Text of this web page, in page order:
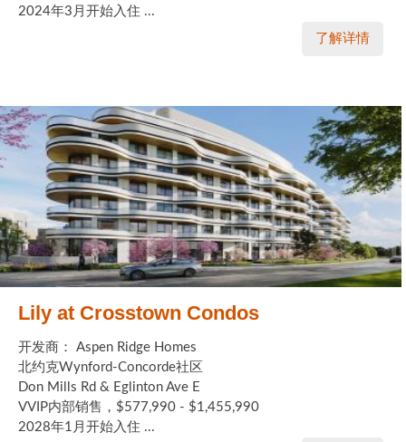
2024年3月开始入住 ...
了解详情
Lily at Crosstown Condos
开发商： Aspen Ridge Homes
北约克Wynford-Concorde社区
Don Mills Rd & Eglinton Ave E
VVIP内部销售，$577,990 - $1,455,990
2028年1月开始入住 ...